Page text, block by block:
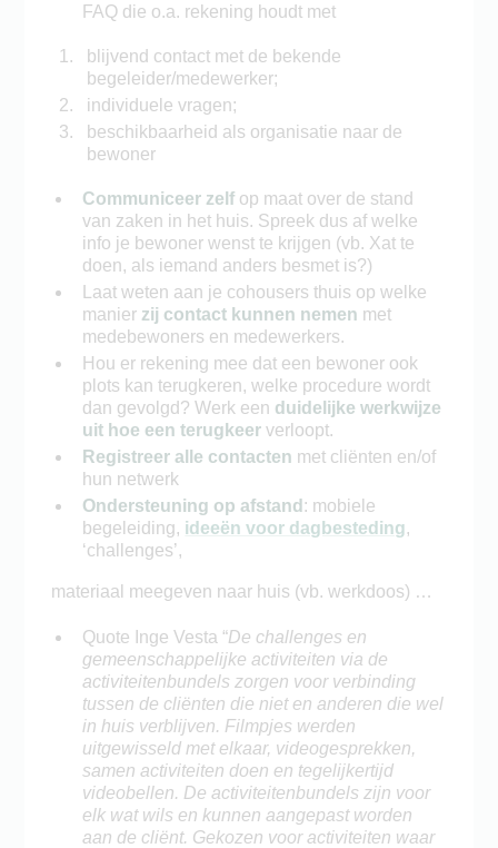
FAQ die o.a. rekening houdt met
blijvend contact met de bekende
begeleider/medewerker;
individuele vragen;
beschikbaarheid als organisatie naar de
bewoner
Communiceer zelf op maat over de stand
van zaken in het huis. Spreek dus af welke
info je bewoner wenst te krijgen (vb. Xat te
doen, als iemand anders besmet is?)
Laat weten aan je cohousers thuis op welke
manier zij contact kunnen nemen met
medebewoners en medewerkers.
Hou er rekening mee dat een bewoner ook
plots kan terugkeren, welke procedure wordt
dan gevolgd? Werk een duidelijke werkwijze
uit hoe een terugkeer verloopt.
Registreer alle contacten met cliënten en/of
hun netwerk
Ondersteuning op afstand : mobiele
begeleiding, ideeën voor dagbesteding,
‘challenges’,
materiaal meegeven naar huis (vb. werkdoos) …
Quote Inge Vesta “De challenges en
gemeenschappelijke activiteiten via de
activiteitenbundels zorgen voor verbinding
tussen de cliënten die niet en anderen die wel
in huis verblijven. Filmpjes werden
uitgewisseld met elkaar, videogesprekken,
samen activiteiten doen en tegelijkertijd
videobellen. De activiteitenbundels zijn voor
elk wat wils en kunnen aangepast worden
aan de cliënt. Gekozen voor activiteiten waar